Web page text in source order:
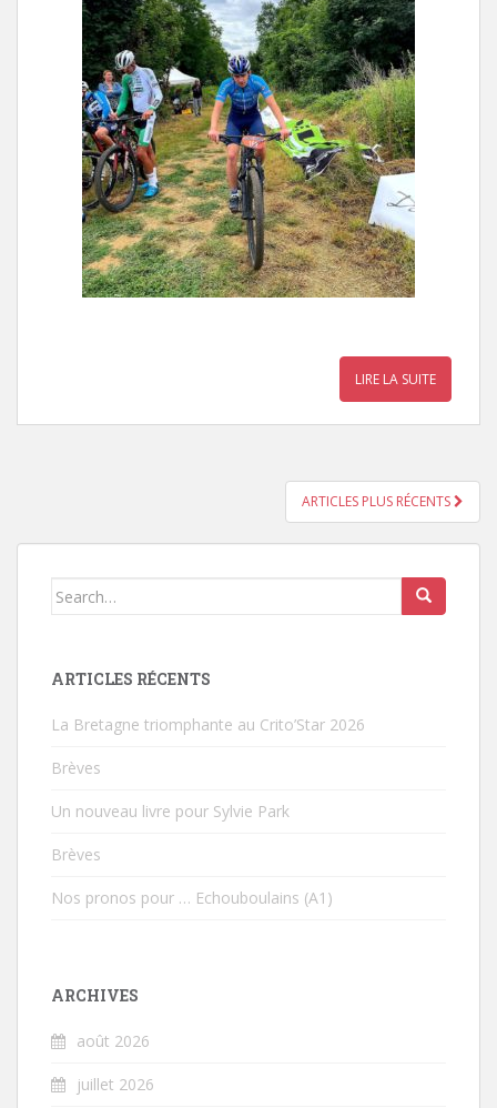
LIRE LA SUITE
PAGINATION DES ARTICLES
ARTICLES PLUS RÉCENTS
Search for:
ARTICLES RÉCENTS
La Bretagne triomphante au Crito’Star 2026
Brèves
Un nouveau livre pour Sylvie Park
Brèves
Nos pronos pour … Echouboulains (A1)
ARCHIVES
août 2026
juillet 2026